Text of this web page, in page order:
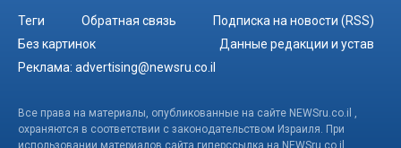
Теги Обратная связь
Подписка на новости (RSS)
Без картинок
Данные редакции и устав
Реклама: advertising@newsru.co.il
Все права на материалы, опубликованные на сайте NEWSru.co.il ,
охраняются в соответствии с законодательством Израиля. При
использовании материалов сайта гиперссылка на NEWSru.co.il